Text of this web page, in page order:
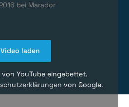
Video laden
von YouTube eingebettet.
von Google.
bei Marador